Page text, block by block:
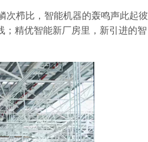
次栉比，智能机器的轰鸣声此起彼
精优智能新厂房里，新引进的智